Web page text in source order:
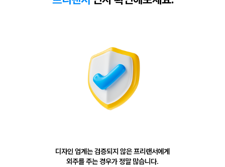
디자인 업계는 검증되지 않은 프리랜서에게
외주를 주는 경우가 정말 많습니다.